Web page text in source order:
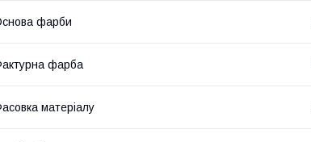
фарби
фарба
матеріалу